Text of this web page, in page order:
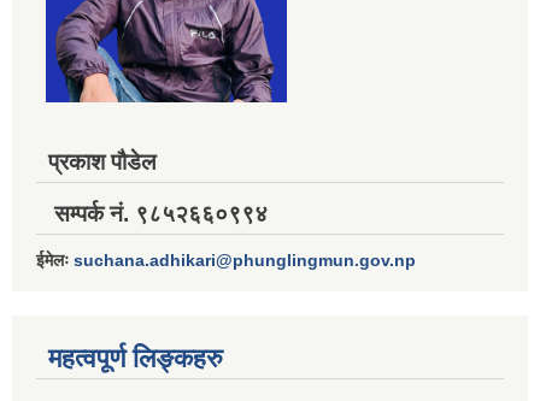
प्रकाश पौडेल
सम्पर्क नं. ९८५२६६०९९४
ईमेलः suchana.adhikari@phunglingmun.gov.np
महत्वपूर्ण लिङ्कहरु